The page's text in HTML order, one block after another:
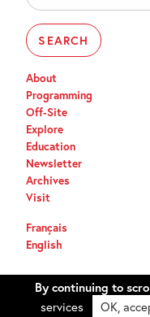
for:
About
Programming
Off-Site
Explore
Education
Newsletter
Archives
Visit
Français
English
By continuing to
services
OK,